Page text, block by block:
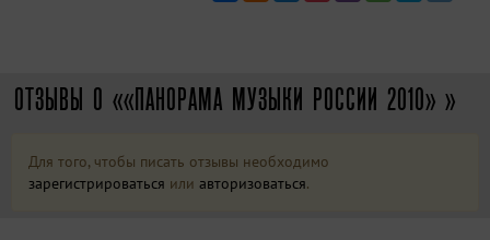
ОТЗЫВЫ О ««ПАНОРАМА МУЗЫКИ РОССИИ 2010» »
Для того, чтобы писать отзывы необходимо
зарегистрироваться или авторизоваться.